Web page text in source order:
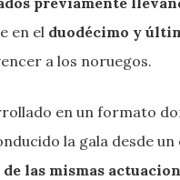
en el duodécimo y
a los noruegos.
en un formato
la gala desde
las mismas